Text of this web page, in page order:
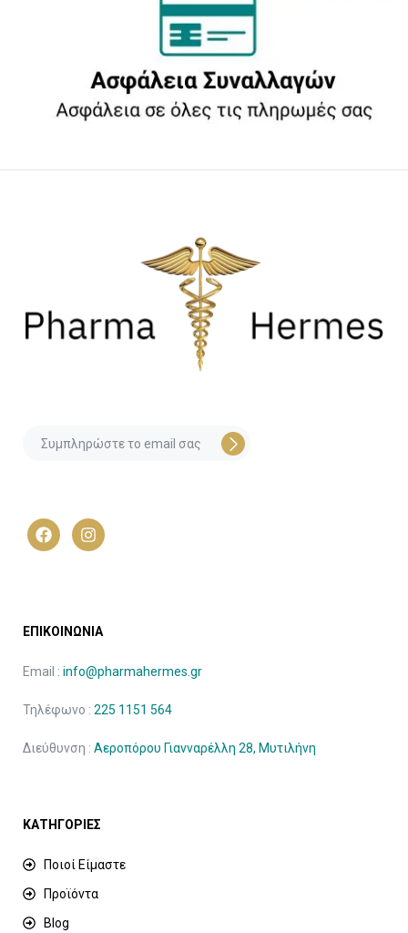
ΕΠΙΚΟΙΝΩΝΙΑ
Email : info@pharmahermes.gr
Τηλέφωνο : 225 1151 564
Διεύθυνση : Αεροπόρου Γιανναρέλλη 28, Μυτιλήνη
ΚΑΤΗΓΟΡΙΕΣ
Ποιοί Είμαστε
Προϊόντα
Blog